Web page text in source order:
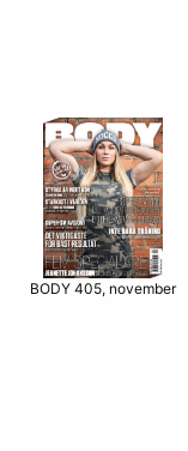
BODY 405, november